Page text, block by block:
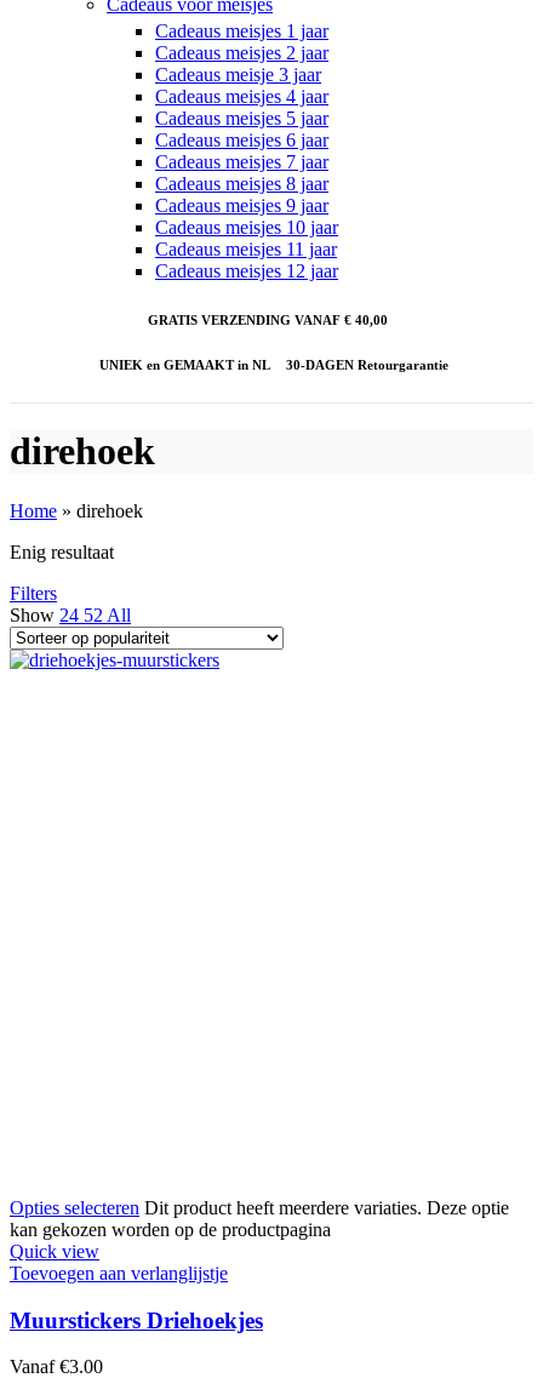
Cadeaus voor meisjes
Cadeaus meisjes 1 jaar
Cadeaus meisjes 2 jaar
Cadeaus meisje 3 jaar
Cadeaus meisjes 4 jaar
Cadeaus meisjes 5 jaar
Cadeaus meisjes 6 jaar
Cadeaus meisjes 7 jaar
Cadeaus meisjes 8 jaar
Cadeaus meisjes 9 jaar
Cadeaus meisjes 10 jaar
Cadeaus meisjes 11 jaar
Cadeaus meisjes 12 jaar
GRATIS VERZENDING VANAF € 40,00
UNIEK en GEMAAKT in NL 30-DAGEN Retourgarantie
direhoek
Home » direhoek
Enig resultaat
Filters
Show 24 52 All
Opties selecteren Dit product heeft meerdere variaties. Deze optie
kan gekozen worden op de productpagina
Quick view
Toevoegen aan verlanglijstje
Muurstickers Driehoekjes
Vanaf €3.00